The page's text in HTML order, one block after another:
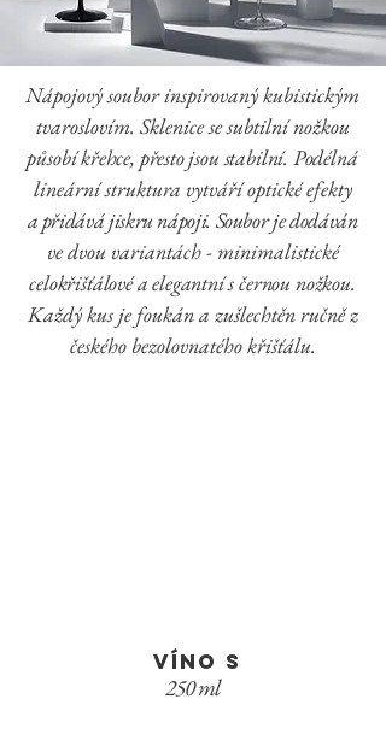
Nápojový soubor inspirovaný kubistickým
tvaroslovím. Sklenice se subtilní nožkou
působí křehce, přesto jsou stabilní. Podélná
lineární struktura vytváří optické efekty
a přidává jiskru nápoji. Soubor je dodáván
ve dvou variantách - minimalistické
celokřišťálové a elegantní s černou nožkou.
Každý kus je foukán a zušlechtěn ručněz
českého bezolovnatého křišťálu.​
víno S
250 ml